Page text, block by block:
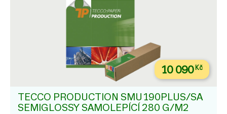
10 090Kč
TECCO PRODUCTION SMU190PLUS/SA
SEMIGLOSSY SAMOLEPÍCÍ 280 G/M2